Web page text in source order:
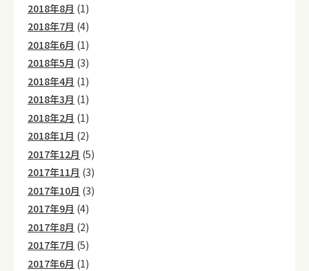
2018年8月 (1)
2018年7月 (4)
2018年6月 (1)
2018年5月 (3)
2018年4月 (1)
2018年3月 (1)
2018年2月 (1)
2018年1月 (2)
2017年12月 (5)
2017年11月 (3)
2017年10月 (3)
2017年9月 (4)
2017年8月 (2)
2017年7月 (5)
2017年6月 (1)